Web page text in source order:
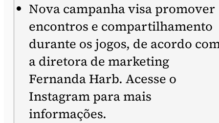
Nova campanha visa promover
encontros e compartilhamento
durante os jogos, de acordo
a diretora de marketing
Fernanda Harb. Acesse o
Instagram para mais
informações.